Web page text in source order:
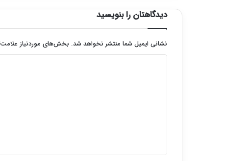
دیدگاهتان را بنویسید
نشانی ایمیل شما منتشر نخواهد شد. بخش‌های موردنیاز